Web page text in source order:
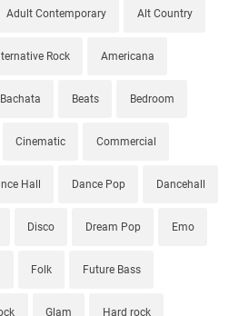
Adult Contemporary Alt Country
Rock Americana
Bachata Beats Bedroom
Cinematic Commercial
Hall Dance Pop Dancehall
Disco Dream Pop Emo
Folk Future Bass
Glam Hard rock